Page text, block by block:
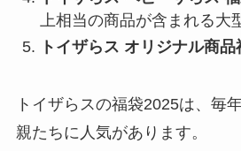
上相当の商品が含まれる大
トイザらス オリジナル商品
トイザらスの福袋2025は、毎
親たちに人気があります。